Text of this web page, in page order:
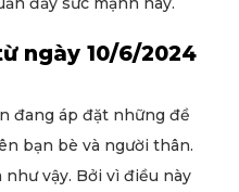
ngày 10/6/2024
đang áp đặt những đề
bạn bè và người thân.
vậy. Bởi vì điều này